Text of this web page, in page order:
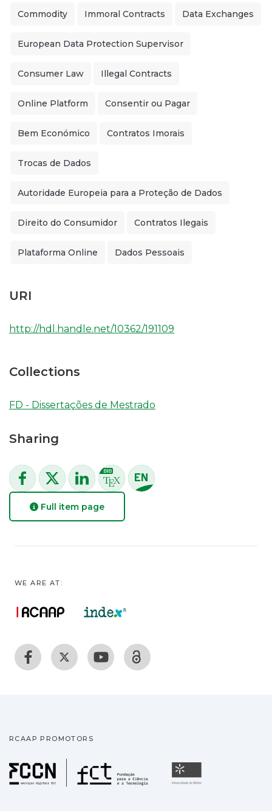
Commodity Immoral Contracts Data Exchanges
European Data Protection Supervisor
Consumer Law Illegal Contracts
Online Platform Consentir ou Pagar
Bem Económico Contratos Imorais
Trocas de Dados
Autoridade Europeia para a Proteção de Dados
Direito do Consumidor Contratos Ilegais
Plataforma Online Dados Pessoais
URI
http://hdl.handle.net/10362/191109
Collections
FD - Dissertações de Mestrado
Sharing
Full item page
WE ARE AT:
RCAAP PROMOTORS
Fundação para a